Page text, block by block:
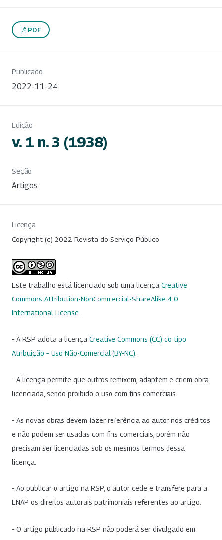
PDF
Publicado
2022-11-24
Edição
v. 1 n. 3 (1938)
Seção
Artigos
Licença
Copyright (c) 2022 Revista do Serviço Público
Este trabalho está licenciado sob uma licença Creative
Commons Attribution-NonCommercial-ShareAlike 4.0
International License
- A RSP adota a licença Creative Commons (CC) do tipo
Atribuição – Uso Não-Comercial (BY-NC)
- A licença permite que outros remixem, adaptem e criem obra
licenciada, sendo proibido o uso com fins comerciais.
- As novas obras devem fazer referência ao autor nos créditos
e não podem ser usadas com fins comerciais, porém não
precisam ser licenciadas sob os mesmos termos dessa
licença.
- Ao publicar o artigo na RSP, o autor cede e transfere para a
ENAP os direitos autorais patrimoniais referentes ao artigo.
- O artigo publicado na RSP não poderá ser divulgado em